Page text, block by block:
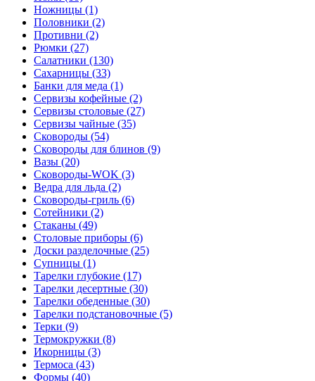
Ножницы (1)
Половники (2)
Противни (2)
Рюмки (27)
Салатники (130)
Сахарницы (33)
Банки для меда (1)
Сервизы кофейные (2)
Сервизы столовые (27)
Сервизы чайные (35)
Сковороды (54)
Сковороды для блинов (9)
Вазы (20)
Сковороды-WOK (3)
Ведра для льда (2)
Сковороды-гриль (6)
Сотейники (2)
Стаканы (49)
Столовые приборы (6)
Доски разделочные (25)
Супницы (1)
Тарелки глубокие (17)
Тарелки десертные (30)
Тарелки обеденные (30)
Тарелки подстановочные (5)
Терки (9)
Термокружки (8)
Икорницы (3)
Термоса (43)
Формы (40)